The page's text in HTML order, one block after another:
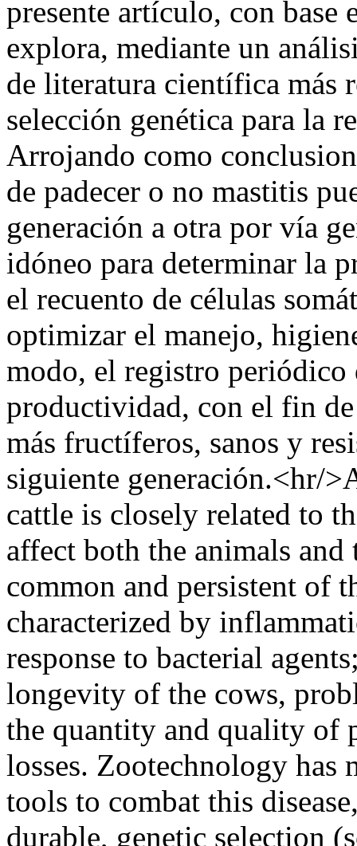
presente artículo, con
explora, mediante un
de literatura científica más
selección genética para la
Arrojando como
de padecer o no mastitis
generación a otra por vía
idóneo para determinar la
el recuento de células
optimizar el manejo,
modo, el registro periódico
productividad, con el fin
más fructíferos, sanos y
siguiente generación.<hr/
cattle is closely related to
affect both the animals
common and persistent of
characterized by
response to bacterial
longevity of the cows,
the quantity and quality of
losses. Zootechnology has
tools to combat this
durable, genetic selection